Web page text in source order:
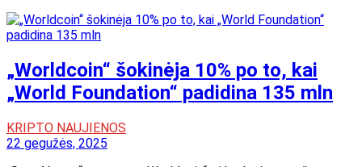
„Worldcoin“ šokinėja 10% po to, kai
„World Foundation“ padidina 135 mln
KRIPTO NAUJIENOS
22 gegužės, 2025